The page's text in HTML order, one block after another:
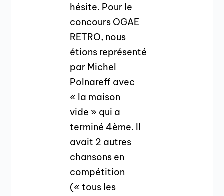
hésite. Pour le
concours OGAE
RETRO, nous
étions représenté
par Michel
Polnareff avec
« la maison
vide » qui a
terminé 4ème. Il
avait 2 autres
chansons en
compétition
(« tous les